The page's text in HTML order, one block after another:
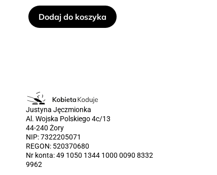
Dodaj do koszyka
Justyna Jęczmionka
Al. Wojska Polskiego 4c/13
44-240 Żory
NIP: 7322205071
REGON: 520370680
Nr konta: 49 1050 1344 1000 0090 8332
9962